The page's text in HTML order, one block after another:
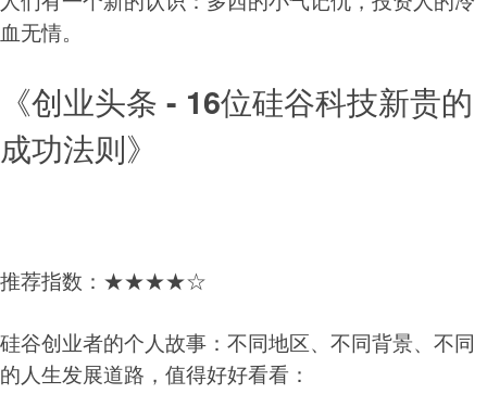
血无情。
《创业头条 - 16位硅谷科技新贵的
成功法则》
推荐指数：★★★★☆
硅谷创业者的个人故事：不同地区、不同背景、不同
的人生发展道路，值得好好看看：